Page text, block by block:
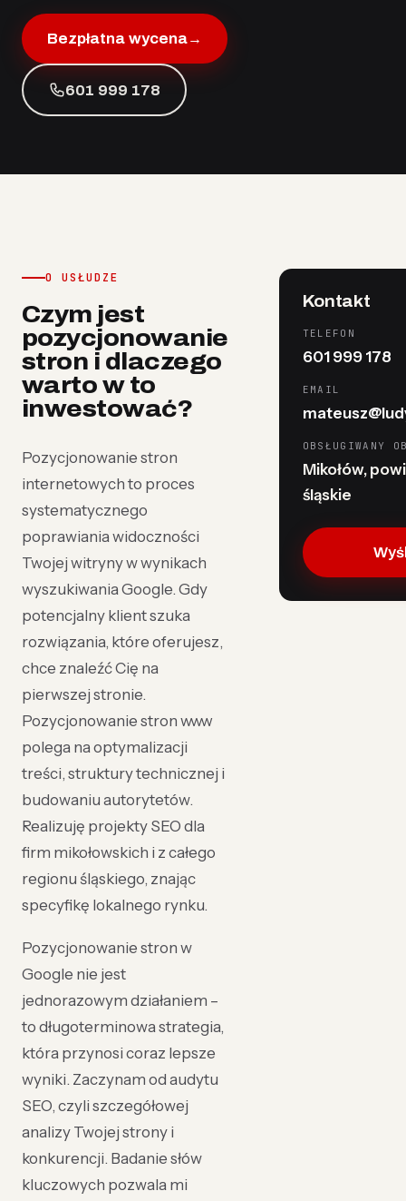
Bezpłatna wycena→
601 999 178
O USŁUDZE
Czym jest
pozycjonowanie
stron i dlaczego
warto w to
inwestować?
Pozycjonowanie stron
internetowych to proces
systematycznego
poprawiania widoczności
Twojej witryny w wynikach
wyszukiwania Google. Gdy
potencjalny klient szuka
rozwiązania, które oferujesz,
chce znaleźć Cię na
pierwszej stronie.
Pozycjonowanie stron www
polega na optymalizacji
treści, struktury technicznej i
budowaniu autorytetów.
Realizuję projekty SEO dla
firm mikołowskich i z całego
regionu śląskiego, znając
specyfikę lokalnego rynku.
Pozycjonowanie stron w
Google nie jest
jednorazowym działaniem –
to długoterminowa strategia,
która przynosi coraz lepsze
wyniki. Zaczynam od audytu
SEO, czyli szczegółowej
analizy Twojej strony i
konkurencji. Badanie słów
kluczowych pozwala mi
Kontakt
TELEFON
601 999 178
EMAIL
OBSŁUGIWANY
Mikołów,
śląskie